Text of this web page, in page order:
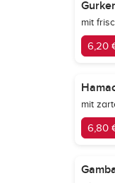
mit
6,20
mit
6,80